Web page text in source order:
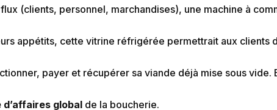
(clients, personnel, marchandises), une machine à
appétits, cette vitrine réfrigérée permettrait aux clients
payer et récupérer sa viande déjà mise sous vide.
global de la boucherie.